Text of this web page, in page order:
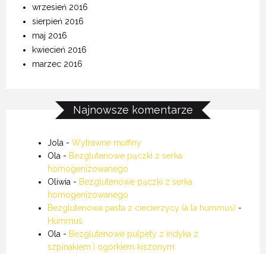
wrzesień 2016
sierpień 2016
maj 2016
kwiecień 2016
marzec 2016
Najnowsze komentarze
Jola - Wytrawne muffiny
Ola - Bezglutenowe pączki z serka
homogenizowanego
Oliwia - Bezglutenowe pączki z serka
homogenizowanego
Bezglutenowa pasta z ciecierzycy (à la hummus) -
Hummus
Ola - Bezglutenowe pulpety z indyka z
szpinakiem i ogórkiem kiszonym